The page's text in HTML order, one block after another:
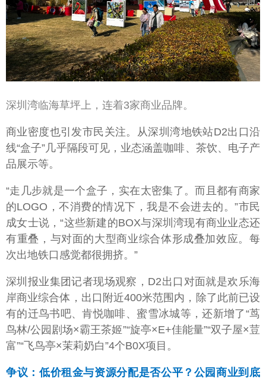
深圳湾临海草坪上，连着3家商业品牌。
商业密度也引发市民关注。从深圳湾地铁站D2出口沿
线“盒子”几乎隔段可见，业态涵盖咖啡、茶饮、电子产
品展示等。
“走几步就是一个盒子，实在太密集了。而且都有商家
的LOGO，不消费的情况下，我是不会进去的。”市民
成女士说，“这些新建的BOX与深圳湾现有商业业态还
有重叠，与对面的大型商业综合体形成叠加效应。每
次出地铁口感觉都很拥挤。”
深圳报业集团记者现场观察，D2出口对面就是欢乐海
岸商业综合体，出口附近400米范围内，除了此前已设
有的迁鸟书吧、肯悦咖啡、蜜雪冰城等，还新增了“茑
鸟林/公园剧场×霸王茶姬”“旋亭×E+佳能量”“双子屋×荳
富”“飞鸟亭×茉莉奶白”4个B0X项目。
争议：低价租金与资源分配是否公平？公园商业到底